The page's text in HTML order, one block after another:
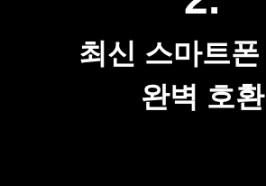
최신 스마트
완벽 호환